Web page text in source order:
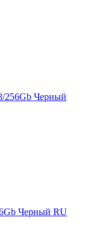
256Gb Черный
Черный RU